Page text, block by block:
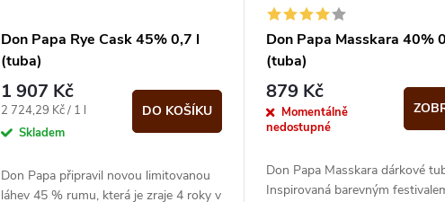
Don Papa Rye Cask 45% 0,7 l
(tuba)
1 907 Kč
Měrná
cena:
2 724,29 Kč / 1 l
Skladem
DO KOŠÍKU
Don Papa připravil novou limitovanou
láhev 45 % rumu, která je zraje 4 roky v
Don Papa Masskara 40%
(tuba)
879 Kč
Momentálně
nedostupné
Don Papa Masskara dárkové
Inspirovaná barevným